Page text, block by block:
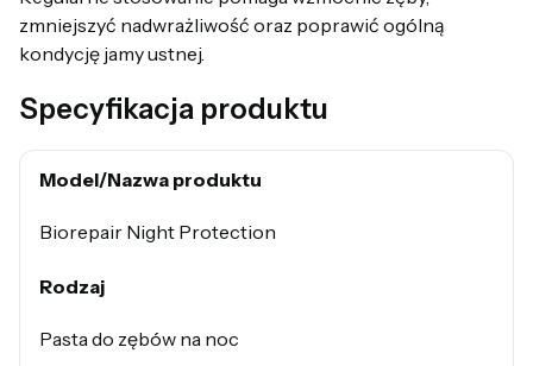
zmniejszyć nadwrażliwość oraz poprawić ogólną
kondycję jamy ustnej.
Specyfikacja produktu
Model/Nazwa produktu
Biorepair Night Protection
Rodzaj
Pasta do zębów na noc